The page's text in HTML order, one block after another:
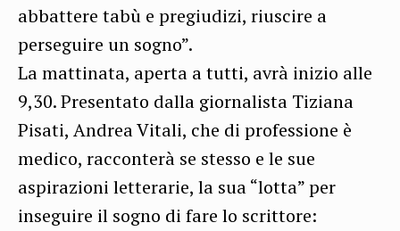
abbattere tabù e pregiudizi, riuscire a
perseguire un sogno”.
La mattinata, aperta a tutti, avrà inizio alle
9,30. Presentato dalla giornalista Tiziana
Pisati, Andrea Vitali, che di professione è
medico, racconterà se stesso e le sue
aspirazioni letterarie, la sua “lotta” per
inseguire il sogno di fare lo scrittore: